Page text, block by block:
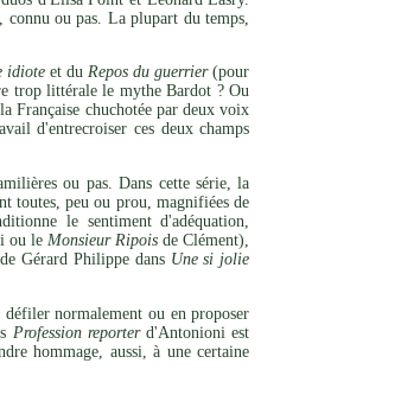
ou pas. La plupart du temps,
idioteet duRepos du guerrier(pour
trop littérale le mythe Bardot ? Ou
Française chuchotée par deux voix
d'entrecroiser ces deux champs
ou pas. Dans cette série, la
toutes, peu ou prou, magnifiées de
le sentiment d'adéquation,
ou le Monsieur Ripois de Clément),
Gérard Philippe dans Une si jolie
normalement ou en proposer
Profession reporterd'Antonioni est
hommage, aussi, à une certaine